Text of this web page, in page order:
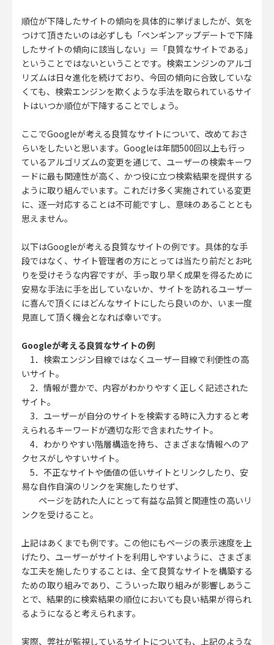
順位が下降したサイトの傾向を具体的に挙げましたが、気を
つけて頂きたいのは必ずしも「ペンギンアップデートで下降
したサイトの傾向に該当しない」＝「良質なサイトである」
ということではないということです。検索エンジンのアルゴ
リズムは日々進化を続けており、今回の傾向に合致していな
くても、検索エンジンを欺くような手法を取られているサイ
トはいつか順位が下降することでしょう。
ここでGoogleが考える良質なサイトについて、改めておさ
らいをしたいと思います。Googleは年間500回以上も行っ
ているアルゴリズムの変更を通じて、ユーザーの検索キーワ
ードに最も関連性が高く、かつ役に立つ検索結果を提供する
ように取り組んでいます。これだけ多く実施されている変更
に、逐一対応することは不可能ですし、意味のあることとも
思えません。
以下はGoogleが考える良質なサイトの例です。具体的な手
段ではなく、サイト管理者の方にとっては当たり前だとお叱
りを受けそうな内容ですが、手っ取り早く成果を得るために
安易な手法に手を出していないか、サイトを訪れるユーザー
に喜んで頂くにはどんなサイトにしたら良いのか、いま一度
見直して頂く機会となれば幸いです。
Googleが考える良質なサイトの例
1．検索エンジン目線ではなくユーザー目線で利便性の高
いサイト。
2．情報が豊かで、内容がわかりやすく正しく記述された
サイト。
3．ユーザーが自分のサイトを検索する時に入力すると考
えられるキーワードが適切な形で含まれたサイト。
4．わかりやすい階層構造を持ち、さまざまな情報へのア
クセスがしやすいサイト。
5．不正なサイトや価値の低いサイトとリンクしたり、安
易な自作自演のリンクを実施したりせず、
ページを訪れた人にとって有益な品質と関連性の高いリ
ンクを受けること。
上記はあくまでも例です。この他にもページの表示速度を上
げたり、ユーザーがサイトを利用しやすいように、さまざま
な工夫を施したりすることは、全て良質なサイトを構築する
ための取り組みであり、こういった取り組みが影響しあうこ
とで、結果的に検索結果の順位においても良い結果が得られ
るようになると考えられます。
実際、弊社が監視しているサイトについても、上記のような